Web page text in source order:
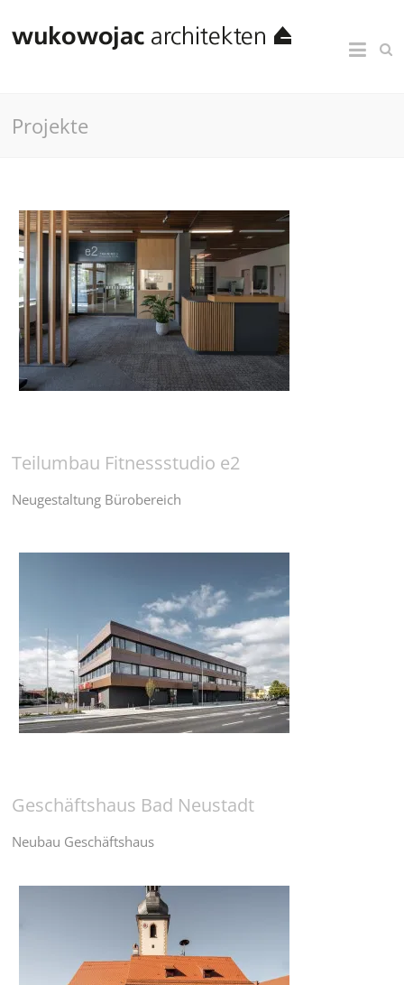
Projekte
Teilumbau Fitnessstudio e2
Neugestaltung Bürobereich
Geschäftshaus Bad Neustadt
Neubau Geschäftshaus